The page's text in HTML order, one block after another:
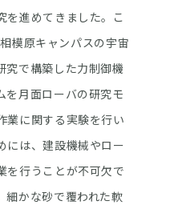
を進めてきました。こ
模原キャンパスの宇宙
究で構築した力制御機
を月面ローバの研究モ
業に関する実験を行い
には、建設機械やロー
を行うことが不可欠で
細かな砂で覆われた軟